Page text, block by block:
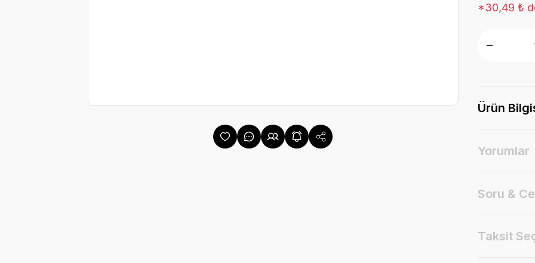
*30,49 ₺
Ürün
Yorumlar
Soru &
Taksit